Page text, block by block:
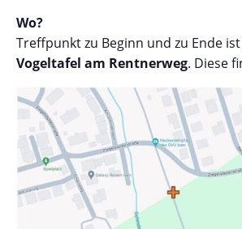
Wo?
Treffpunkt zu Beginn und zu Ende
Vogeltafel am Rentnerweg. Diese